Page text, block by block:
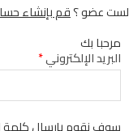
لست عضو ؟قم بإنشاء
مرحبا بك
البريد الإلكتروني*